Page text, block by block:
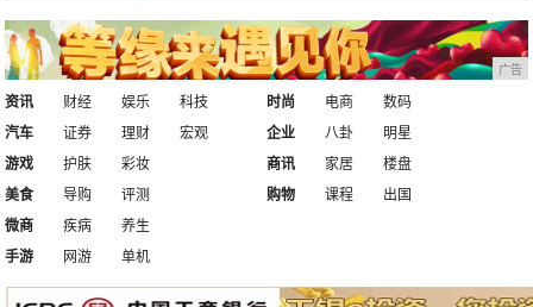
广告
资讯 财经 娱乐
科技
汽车
证券 理财 宏观
时尚 电商
数码
企业
八卦
明星
游戏
护肤
彩妆
美食
导购 评测
商讯 家居
楼盘
购物
课程
出国
微商
疾病
养生
手游
网游 单机